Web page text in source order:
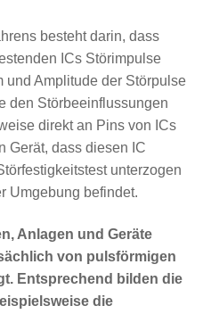
besteht darin, dass
ICs Störimpulse
und Amplitude der Störpulse
den Störbeeinflussungen
direkt an Pins von ICs
Gerät, dass diesen IC
unterzogen
Umgebung befindet.
Anlagen und Geräte
von pulsförmigen
Entsprechend bilden die
die